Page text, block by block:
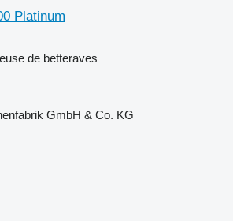
Platinum
de betteraves
GmbH & Co. KG